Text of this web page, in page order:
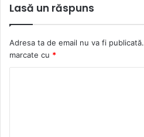
Lasă un răspuns
Adresa ta de email nu va fi publicată.
marcate cu *